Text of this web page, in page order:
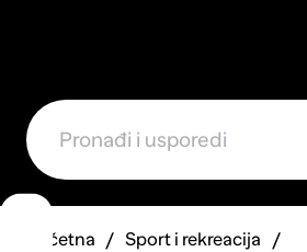
Početna
Sport i rekreacija